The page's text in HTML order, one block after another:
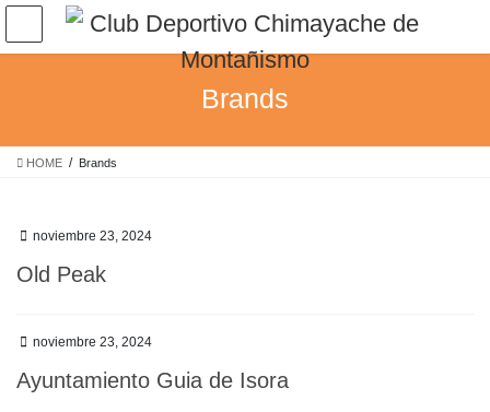
Saltar
contenido
Saltar
la
Brands
HOME Brands
noviembre 23, 2024
Old Peak
noviembre 23, 2024
Ayuntamiento Guia de Isora